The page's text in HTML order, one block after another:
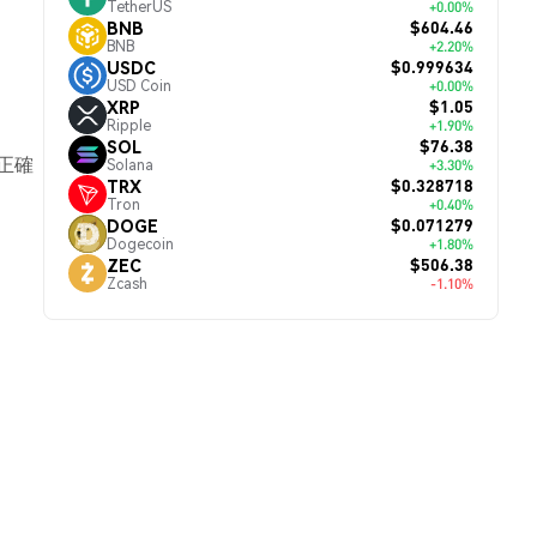
確
TetherUS +0.00%
BNB
BNB
$604.46
+2.20%
USDC
USD Coin
$0.999634
+0.00%
XRP
Ripple
$1.05
+1.90%
SOL
Solana
$76.38
+3.30%
TRX
Tron
$0.328718
+0.40%
DOGE
Dogecoin
$0.071279
+1.80%
ZEC
Zcash
$506.38
-1.10%